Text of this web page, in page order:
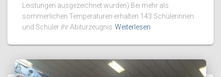
Leistungen ausgezeichnet wurden) Bei mehr als
sommerlichen Temperaturen erhalten 143 Schülerinnen
und Schüler ihr Abiturzeugnis Weiterlesen